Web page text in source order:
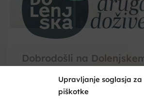
Upravljanje soglasja za
piškotke
Dobrodošli na Dolenjskem!